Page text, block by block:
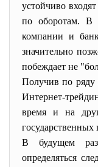
устойчиво
по оборотам. В
компании и
значительно
побеждает не
Получив по ряду
Интернет-
время и на
В будущем
определяться